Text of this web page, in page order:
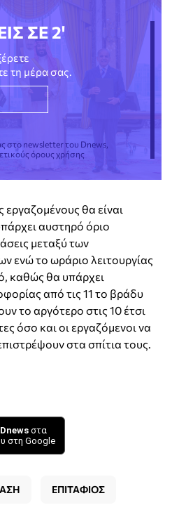
ΣΕ 2'
τη μέρα σας.
στο newsletter του Dnews,
όρους χρήσης
εργαζομένους θα είναι
αυστηρό όριο
μεταξύ των
ενώ το ωράριο λειτουργίας
καθώς θα υπάρχει
από τις 11 το βράδυ
το αργότερο στις 10 έτσι
όσο και οι εργαζόμενοι να
στα σπίτια τους.
Dnews στα
στη Google
ΕΠΙΤΑΦΙΟΣ